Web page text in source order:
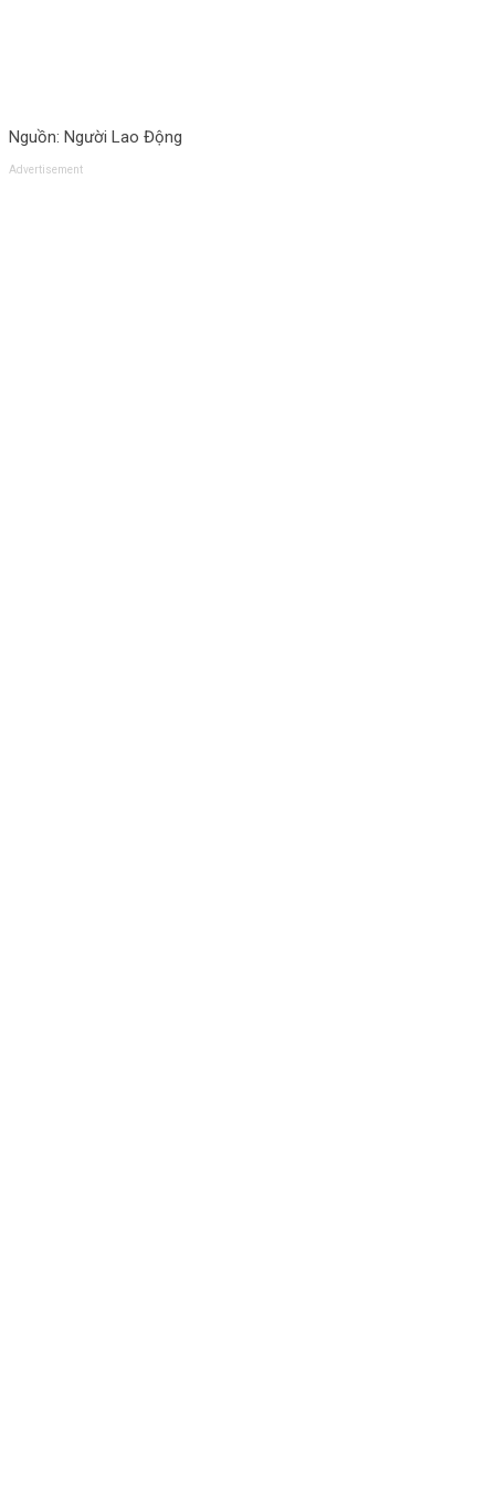
Nguồn: Người Lao Động
Advertisement